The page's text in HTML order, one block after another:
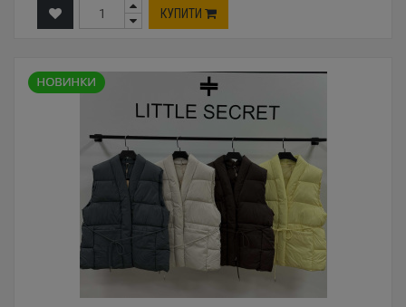
КУПИТИ